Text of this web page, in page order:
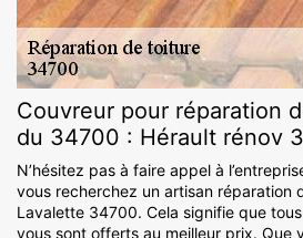
Couvreur pour réparation
du 34700 : Hérault rénov
N’hésitez pas à faire appel à
vous recherchez un artisan réparation
Lavalette 34700. Cela signifie que
vous sont offerts au meilleur prix. Que